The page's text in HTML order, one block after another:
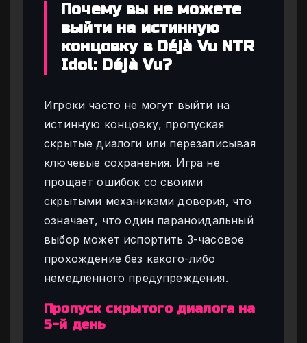
Почему вы не можете
выйти на истинную
концовку в Déjà Vu NTR
Idol: Déjà Vu?
Игроки часто не могут выйти на
истинную концовку, пропуская
скрытые диалоги или перезаписывая
ключевые сохранения. Игра не
прощает ошибок со своими
скрытыми механиками доверия, что
означает, что один параноидальный
выбор может испортить 3-часовое
прохождение без какого-либо
немедленного предупреждения.
Пропуск скрытого диалога на
5-й день